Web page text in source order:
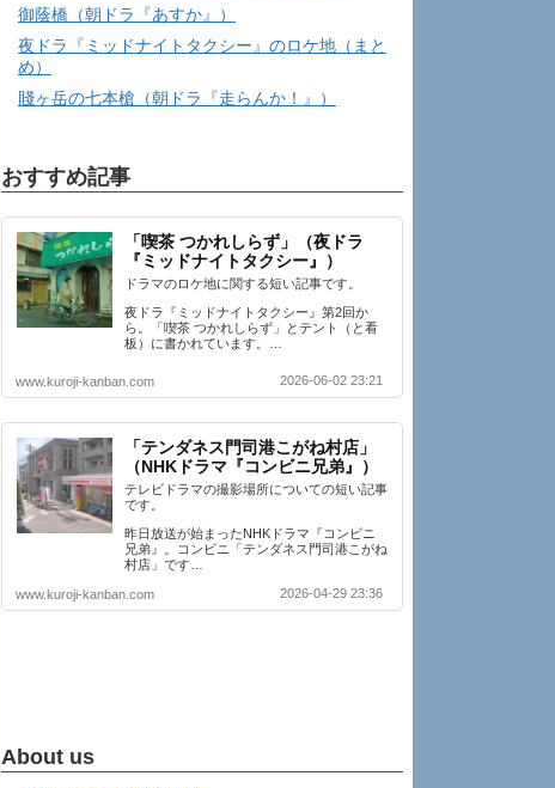
御蔭橋（朝ドラ『あすか』）
夜ドラ『ミッドナイトタクシー』のロケ地（まと
め）
賤ヶ岳の七本槍（朝ドラ『走らんか！』）
おすすめ記事
「喫茶 つかれしらず」（夜ドラ
『ミッドナイトタクシー』）
ドラマのロケ地に関する短い記事です。
夜ドラ『ミッドナイトタクシー』第2回か
ら。「喫茶 つかれしらず」とテント（と看
板）に書かれています。…
www.kuroji-kanban.com 2026-06-02 23:21
「テンダネス門司港こがね村店」
（NHKドラマ『コンビニ兄弟』）
テレビドラマの撮影場所についての短い記事
です。
昨日放送が始まったNHKドラマ『コンビニ
兄弟』。コンビニ「テンダネス門司港こがね
村店」です…
www.kuroji-kanban.com 2026-04-29 23:36
About us